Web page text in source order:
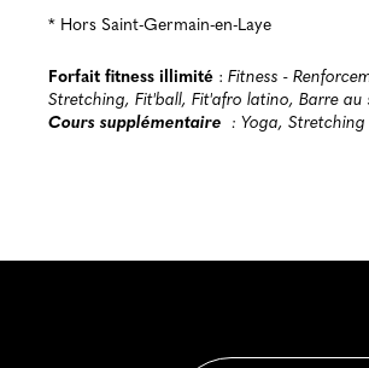
* Hors Saint-Germain-en-Laye
Forfait fitness illimité : Fitness -
Stretching, Fit'ball, Fit'afro latino, Barre
Cours supplémentaire : Yoga,